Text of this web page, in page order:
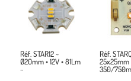
Réf. STAR12 ~
Ø20mm • 12V • 81Lm
~
Réf.
25x25mm
350/